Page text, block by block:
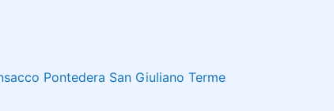
Pontedera San Giuliano Terme